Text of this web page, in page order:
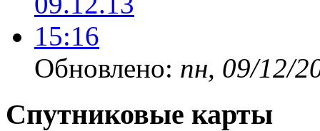
Обновлено: пн, 09/12/
Спутниковые карты